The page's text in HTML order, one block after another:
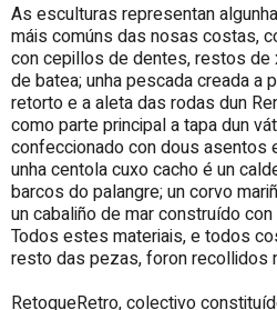
As esculturas representan
máis comúns das nosas costas,
con cepillos de dentes, restos
de batea; unha pescada creada a
retorto e a aleta das rodas dun
como parte principal a tapa dun
confeccionado con dous asentos
unha centola cuxo cacho é un
barcos do palangre; un corvo
un cabaliño de mar construído
Todos estes materiais, e todos
resto das pezas, foron recollidos
RetoqueRetro, colectivo